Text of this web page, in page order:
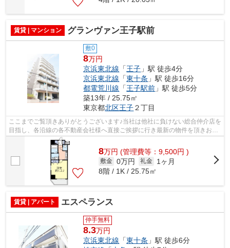
賃貸 | マンション グランヴァン王子駅前
敷0
8万円
京浜東北線 「王子 」駅 徒歩4分
京浜東北線 「東十条 」駅 徒歩16分
都電荒川線 「王子駅前 」駅 徒歩5分
築13年 / 25.75㎡
東京都北区王子２丁目
ここまでご覧頂きありがとうございます♪当社は他社に負けない総合仲介店を
目指し、各沿線の各不動産会社様へ直接ご挨拶に行き最新の物件を頂きお客
様へ提供しております！最新の情報は...
8万円 (管理費等：9,500円 )
敷金 0万円 礼金
1ヶ月
8階 / 1K / 25.75㎡
賃貸 | アパート エスペランス
仲手無料
8.3万円
京浜東北線 「東十条 」駅 徒歩6分